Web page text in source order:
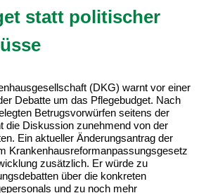
statt politischer
(DKG) warnt vor einer
Debatte um das Pflegebudget. Nach
Betrugsvorwürfen seitens der
die Diskussion zunehmend von der
Ein aktueller Änderungsantrag der
Krankenhausreformanpassungsgesetz
zusätzlich. Er würde zu
über die konkreten
und zu noch mehr